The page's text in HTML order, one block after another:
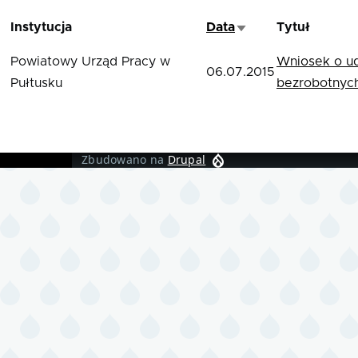
Instytucja DataSortuj rosnąco
Tytuł
Powiatowy Urząd Pracy w
Pułtusku
06.07.2015
Wniosek o
Zbudowano na Drupal